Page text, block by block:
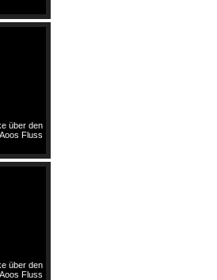
über den
Aoos Fluss
über den
Aoos Fluss